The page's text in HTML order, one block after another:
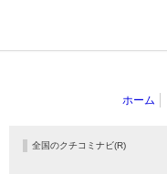
ホーム
全国のクチコミナビ(R)